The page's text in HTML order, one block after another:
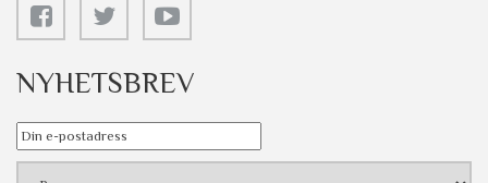
NYHETSBREV